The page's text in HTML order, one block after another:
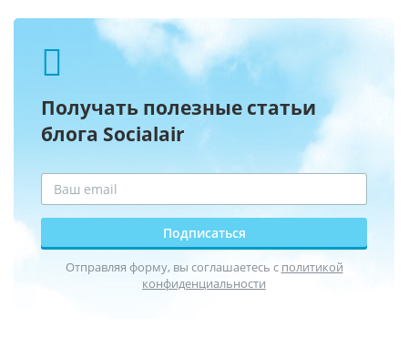
Получать полезные статьи
блога Socialair
Подписаться
Отправляя форму, вы соглашаетесь с политикой
конфиденциальности